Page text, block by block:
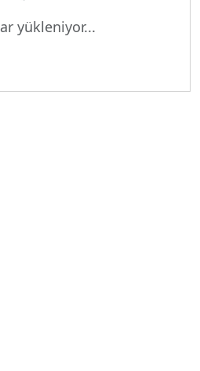
yükleniyor...